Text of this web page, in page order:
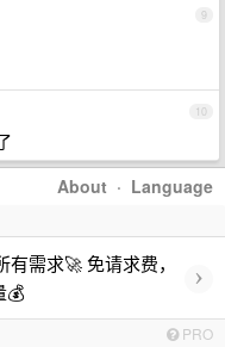
9
10
About · Language
需求🚀 免请求费，
💰
›
PRO